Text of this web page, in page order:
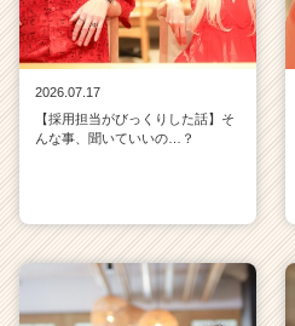
2026.07.17
【採用担当がびっくりした話】そ
んな事、聞いていいの…？